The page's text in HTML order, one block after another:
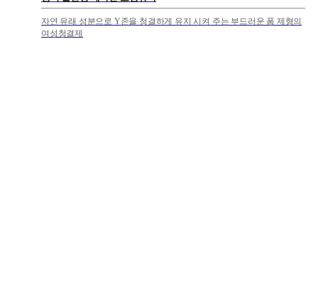
자연 유래 성분으로 Y존을 청결하게 유지 시켜 주는 부드러운 폼 제형의
여성청결제